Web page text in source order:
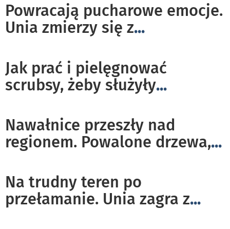
Powracają pucharowe emocje.
Unia zmierzy się z...
Jak prać i pielęgnować
scrubsy, żeby służyły...
Nawałnice przeszły nad
regionem. Powalone drzewa,...
Na trudny teren po
przełamanie. Unia zagra z...